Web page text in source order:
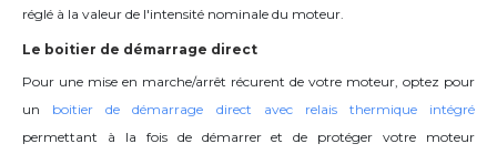
réglé à la valeur de l'intensité nominale du moteur.
Le boitier de démarrage direct
Pour une mise en marche/arrêt récurent de votre moteur, optez pour
un boitier de démarrage direct avec relais thermique intégré
permettant à la fois de démarrer et de protéger votre moteur